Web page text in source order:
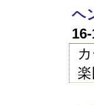
ヘ